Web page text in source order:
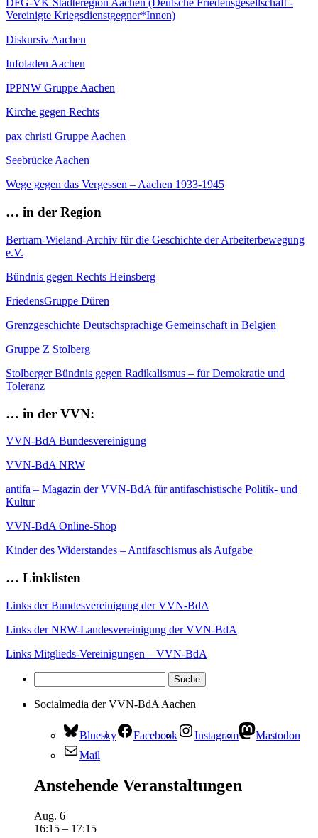
DFG-VK Städteregion Aachen (Deutsche Friedensgesellschaft -
Vereinigte Kriegsdienstgegner*Innen)
Diskursiv Aachen
Infoladen Aachen
IPPNW Gruppe Aachen
Kirche gegen Rechts
pax christi Gruppe Aachen
Seebrücke Aachen
Wege gegen das Vergessen – Aachen 1933-1945
… in der Region
Bertram-Wieland-Archiv für die Geschichte der Arbeiterbewegung
e.V.
Bündnis gegen Rechts Heinsberg
FriedensGruppe Düren
Grenzgeschichte Deutschsprachige Gemeinschaft in Belgien
Gruppe Z Stolberg
Stolberger Bündnis gegen Radikalismus – für Demokratie und
Toleranz
… in der VVN:
VVN-BdA Bundesvereinigung
VVN-BdA NRW
antifa – Magazin der VVN-BdA für antifaschistische Politik- und
Kultur
VVN-BdA Online-Shop
Kinder des Widerstandes – Antifaschismus als Aufgabe
… Linklisten
Links der Bundesvereinigung der VVN-BdA
Links der NRW-Landesvereinigung der VVN-BdA
Links Mitglieds-Vereinigungen – VVN-BdA
Socialmedia der VVN-BdA Aachen
Bluesky Facebook Instagram
Mastodon
Mail
Anstehende Veranstaltungen
Aug. 6
16:15 – 17:15